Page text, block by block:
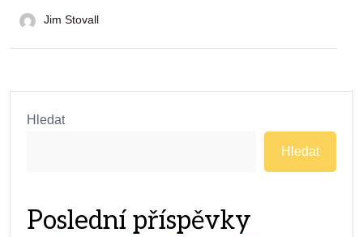
Jim Stovall
Hledat
Hledat
Poslední příspěvky